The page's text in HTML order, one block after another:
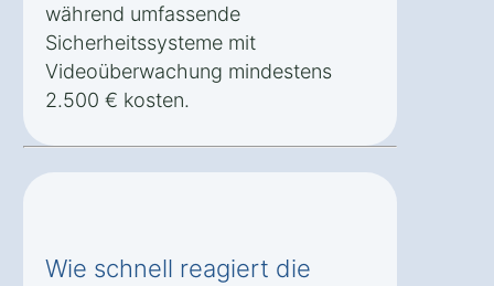
während umfassende
Sicherheitssysteme mit
Videoüberwachung mindestens
2.500 € kosten.
Wie schnell reagiert die